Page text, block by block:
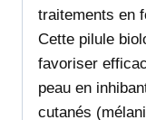
traitements en
Cette pilule
favoriser
peau en
cutanés